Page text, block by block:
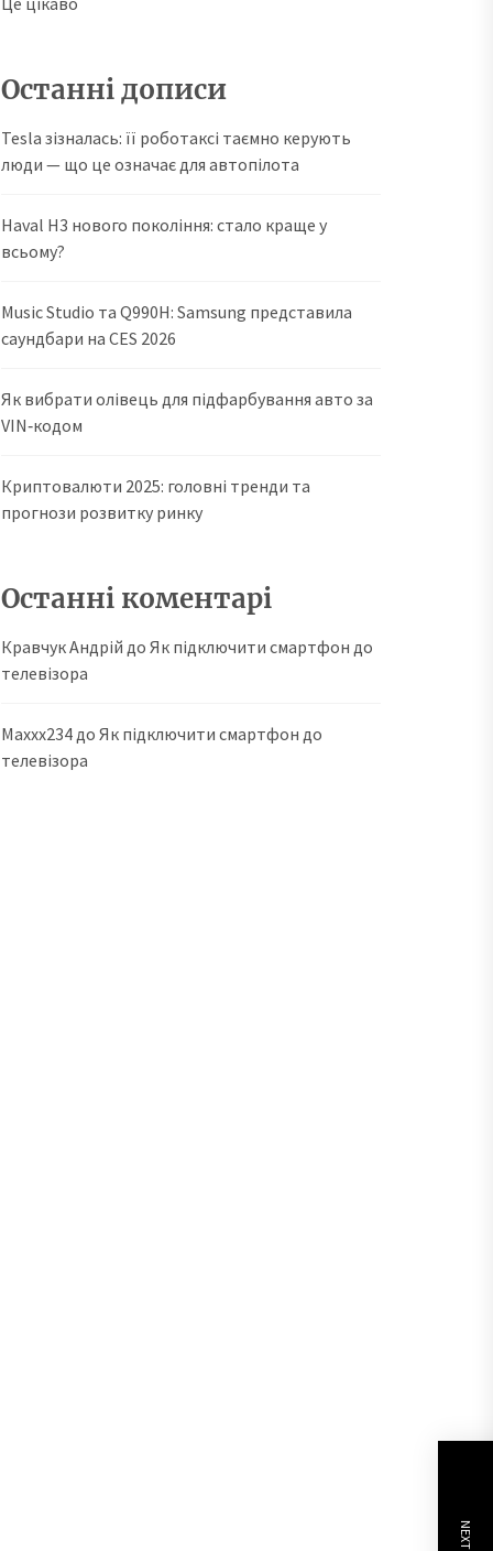
Останні дописи
Tesla зізналась: її роботаксі таємно керують
люди — що це означає для автопілота
Haval H3 нового покоління: стало краще у
всьому?
Music Studio та Q990H: Samsung представила
саундбари на CES 2026
Як вибрати олівець для підфарбування авто за
VIN‑кодом
Криптовалюти 2025: головні тренди та
прогнози розвитку ринку
Останні коментарі
Кравчук Андрій до Як підключити смартфон до
телевізора
Maxxx234до Як підключити смартфон до
телевізора